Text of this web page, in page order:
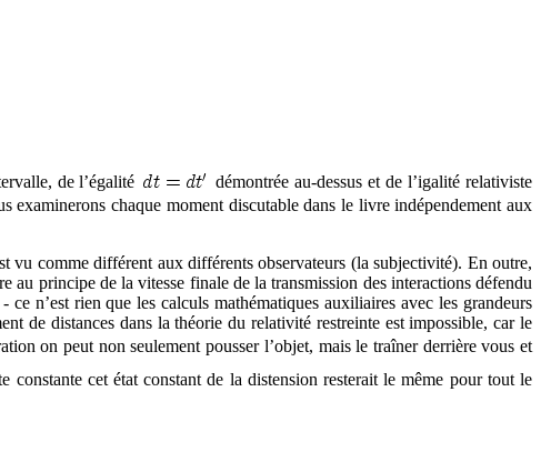
de l’égalité
démontrée au-dessus et de l’igalité relativiste
examinerons chaque moment discutable dans le livre indépendement aux
vu comme différent aux différents observateurs (la subjectivité). En outre,
au principe de la vitesse finale de la transmission des interactions défendu
n’est rien que les calculs mathématiques auxiliaires avec les grandeurs
de distances dans la théorie du relativité restreinte est impossible, car le
on peut non seulement pousser l’objet, mais le traîner derrière vous et
cet état constant de la distension resterait le même pour tout le